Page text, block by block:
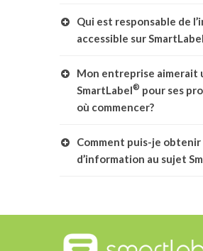
Qui est responsable de
accessible sur SmartLabel
Mon entreprise aimerait
SmartLabel® pour ses
où commencer?
Comment puis-je obtenir
d’information au sujet